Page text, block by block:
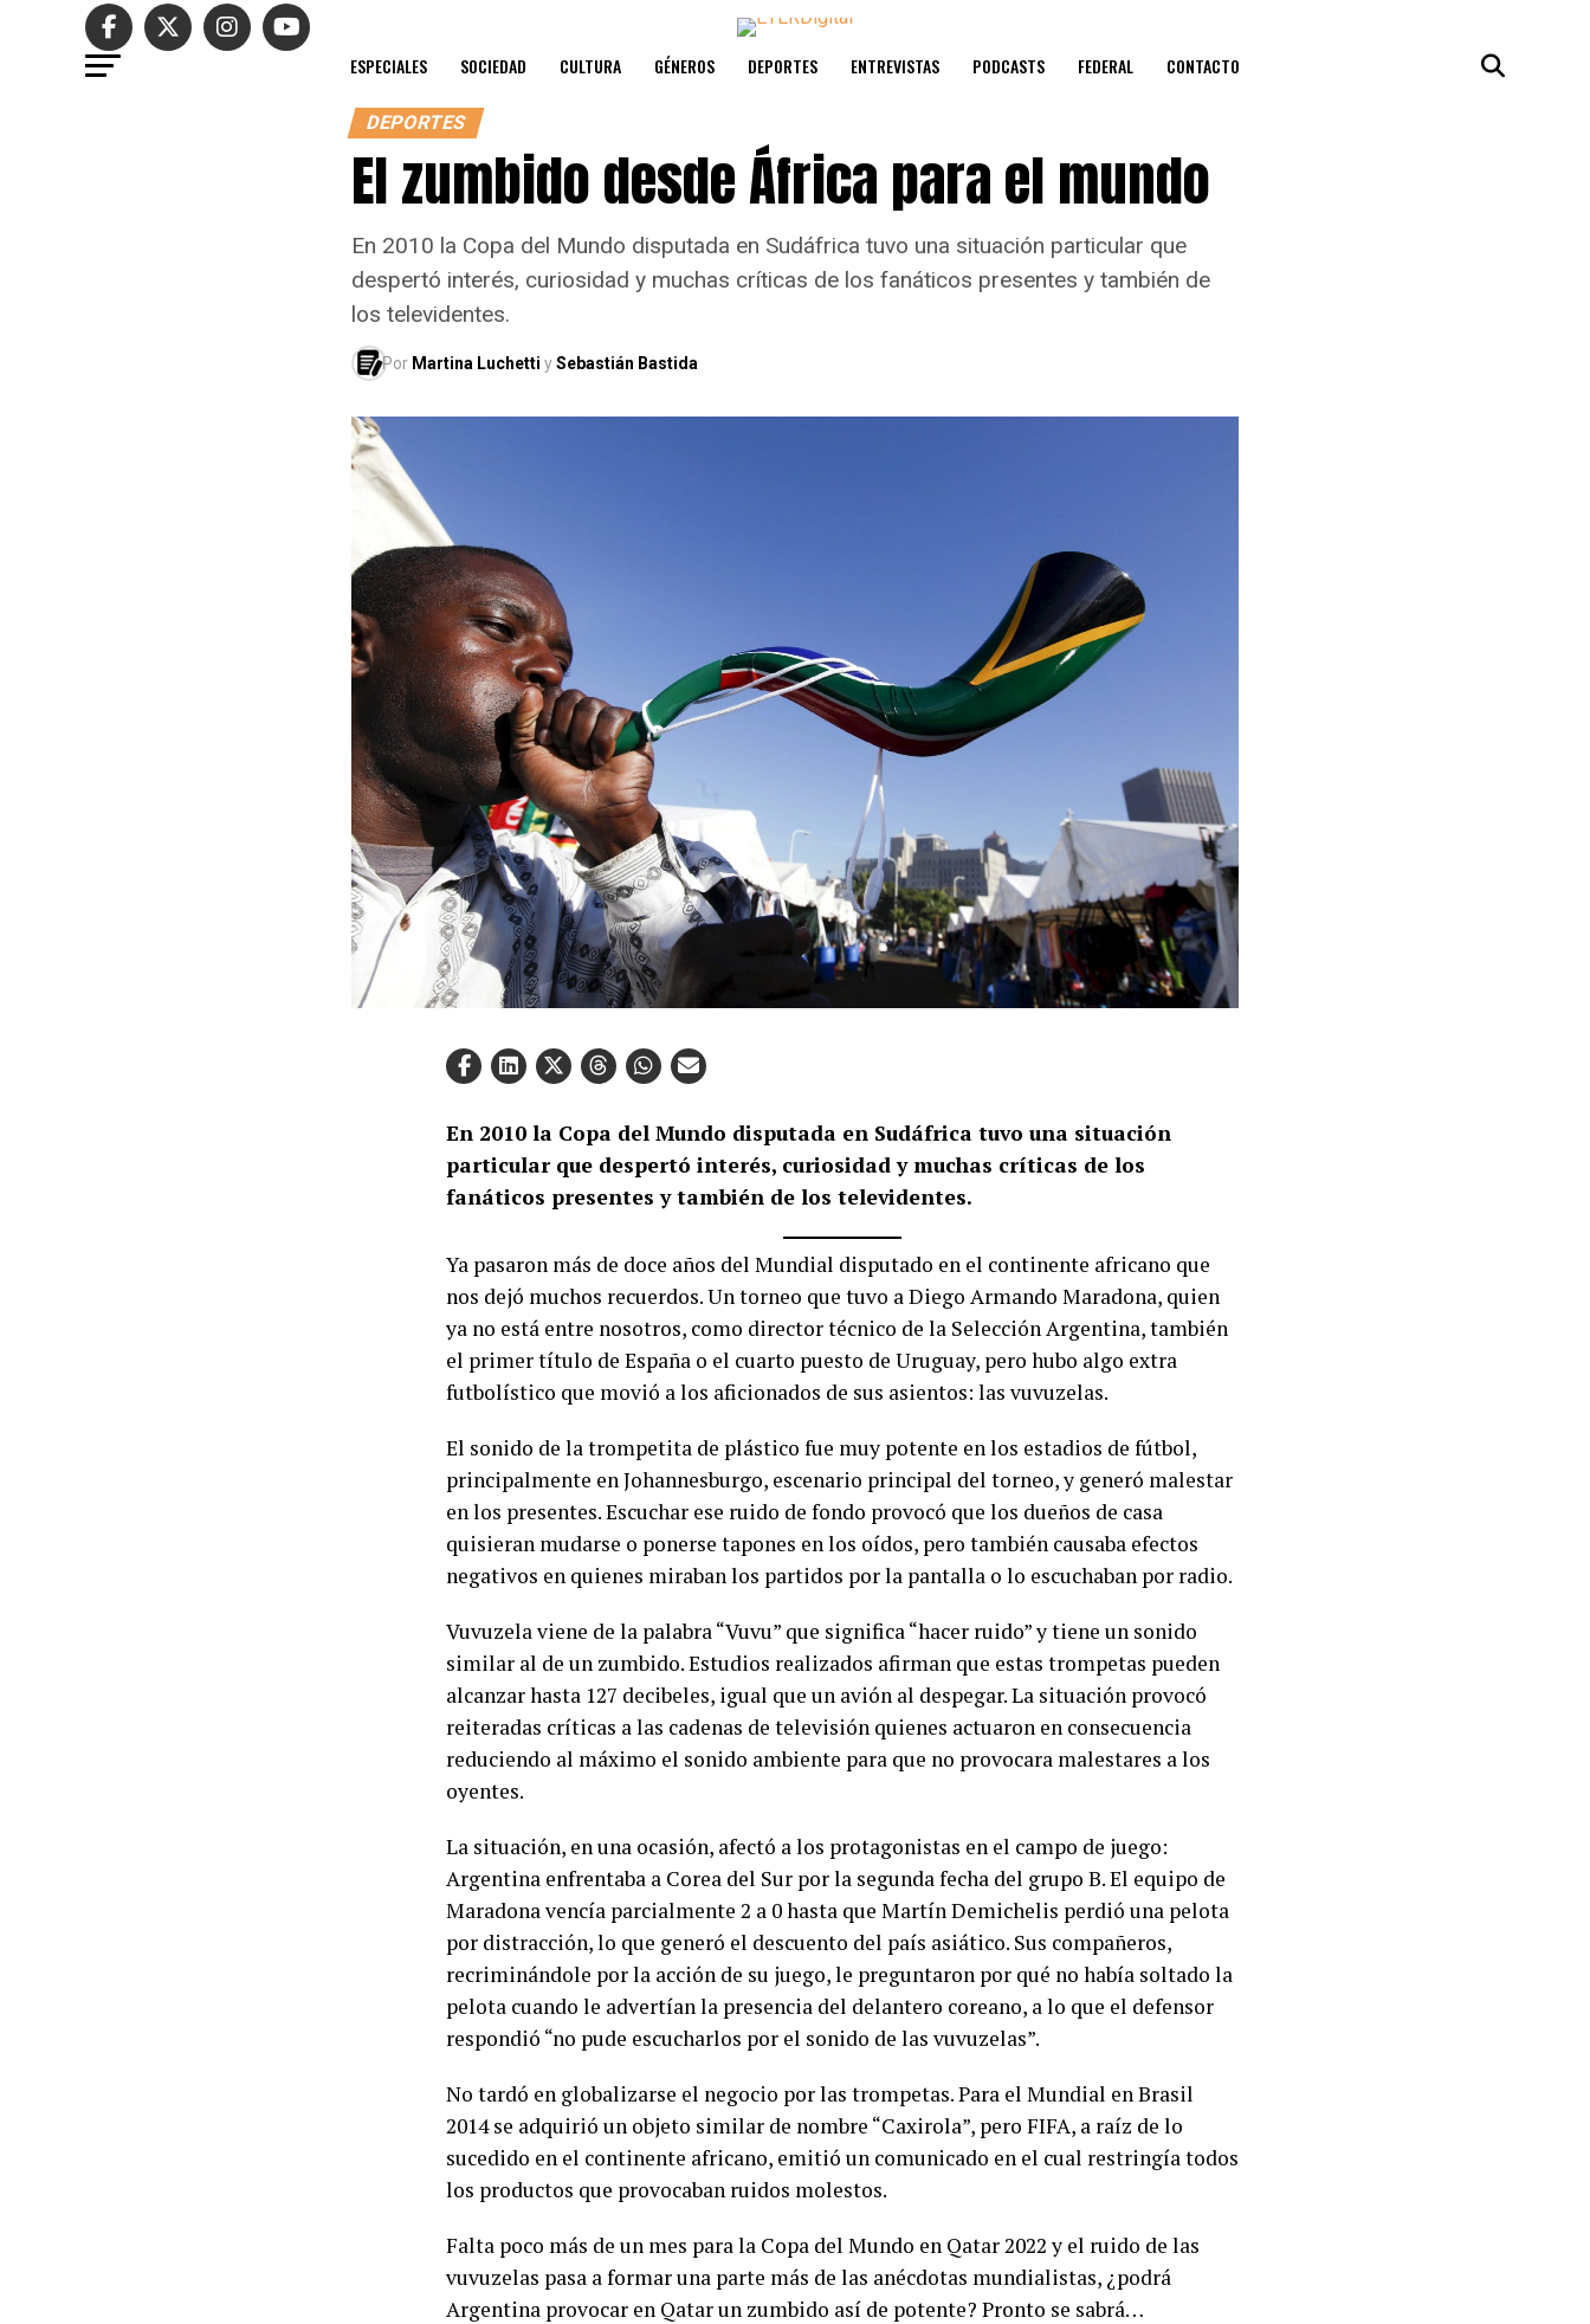
ESPECIALES SOCIEDAD CULTURA GÉNEROS DEPORTES ENTREVISTAS PODCASTS FEDERAL CONTACTO
DEPORTES
El zumbido desde África para el mundo
En 2010 la Copa del Mundo disputada en Sudáfrica tuvo una situación particular que
despertó interés, curiosidad y muchas críticas de los fanáticos presentes y también de
los televidentes.
Por Martina Luchetti ySebastián Bastida
En 2010 la Copa del Mundo disputada en Sudáfrica tuvo una situación
particular que despertó interés, curiosidad y muchas críticas de los
fanáticos presentes y también de los televidentes.
Ya pasaron más de doce años del Mundial disputado en el continente africano que
nos dejó muchos recuerdos. Un torneo que tuvo a Diego Armando Maradona, quien
ya no está entre nosotros, como director técnico de la Selección Argentina, también
el primer título de España o el cuarto puesto de Uruguay, pero hubo algo extra
futbolístico que movió a los aficionados de sus asientos: las vuvuzelas.
El sonido de la trompetita de plástico fue muy potente en los estadios de fútbol,
principalmente en Johannesburgo, escenario principal del torneo, y generó malestar
en los presentes. Escuchar ese ruido de fondo provocó que los dueños de casa
quisieran mudarse o ponerse tapones en los oídos, pero también causaba efectos
negativos en quienes miraban los partidos por la pantalla o lo escuchaban por radio.
Vuvuzela viene de la palabra “Vuvu” que significa “hacer ruido” y tiene un sonido
similar al de un zumbido. Estudios realizados afirman que estas trompetas pueden
alcanzar hasta 127 decibeles, igual que un avión al despegar. La situación provocó
reiteradas críticas a las cadenas de televisión quienes actuaron en consecuencia
reduciendo al máximo el sonido ambiente para que no provocara malestares a los
oyentes.
La situación, en una ocasión, afectó a los protagonistas en el campo de juego:
Argentina enfrentaba a Corea del Sur por la segunda fecha del grupo B. El equipo de
Maradona vencía parcialmente 2 a 0 hasta que Martín Demichelis perdió una pelota
por distracción, lo que generó el descuento del país asiático. Sus compañeros,
recriminándole por la acción de su juego, le preguntaron por qué no había soltado la
pelota cuando le advertían la presencia del delantero coreano, a lo que el defensor
respondió “no pude escucharlos por el sonido de las vuvuzelas”.
No tardó en globalizarse el negocio por las trompetas. Para el Mundial en Brasil
2014 se adquirió un objeto similar de nombre “Caxirola”, pero FIFA, a raíz de lo
sucedido en el continente africano, emitió un comunicado en el cual restringía todos
los productos que provocaban ruidos molestos.
Falta poco más de un mes para la Copa del Mundo en Qatar 2022 y el ruido de las
vuvuzelas pasa a formar una parte más de las anécdotas mundialistas, ¿podrá
Argentina provocar en Qatar un zumbido así de potente? Pronto se sabrá…